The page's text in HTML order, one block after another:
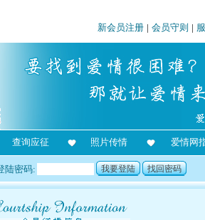
新会员注册 | 会员守则 |
查询应征 照片传情 爱情网
陆密码: 我要登陆 找回密码